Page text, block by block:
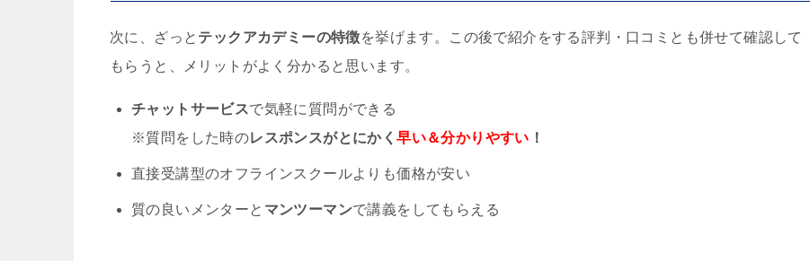
次に、ざっと テックアカデミーの特徴を挙げます。この後で紹介をする評判・口コミとも併せて確認して
もらうと、メリットがよく分かると思います。
チャットサービスで気軽に質問ができる
※質問をした時のレスポンスがとにかく早い＆分かりやすい ！
直接受講型のオフラインスクールよりも価格が安い
質の良いメンターと マンツーマンで講義をしてもらえる